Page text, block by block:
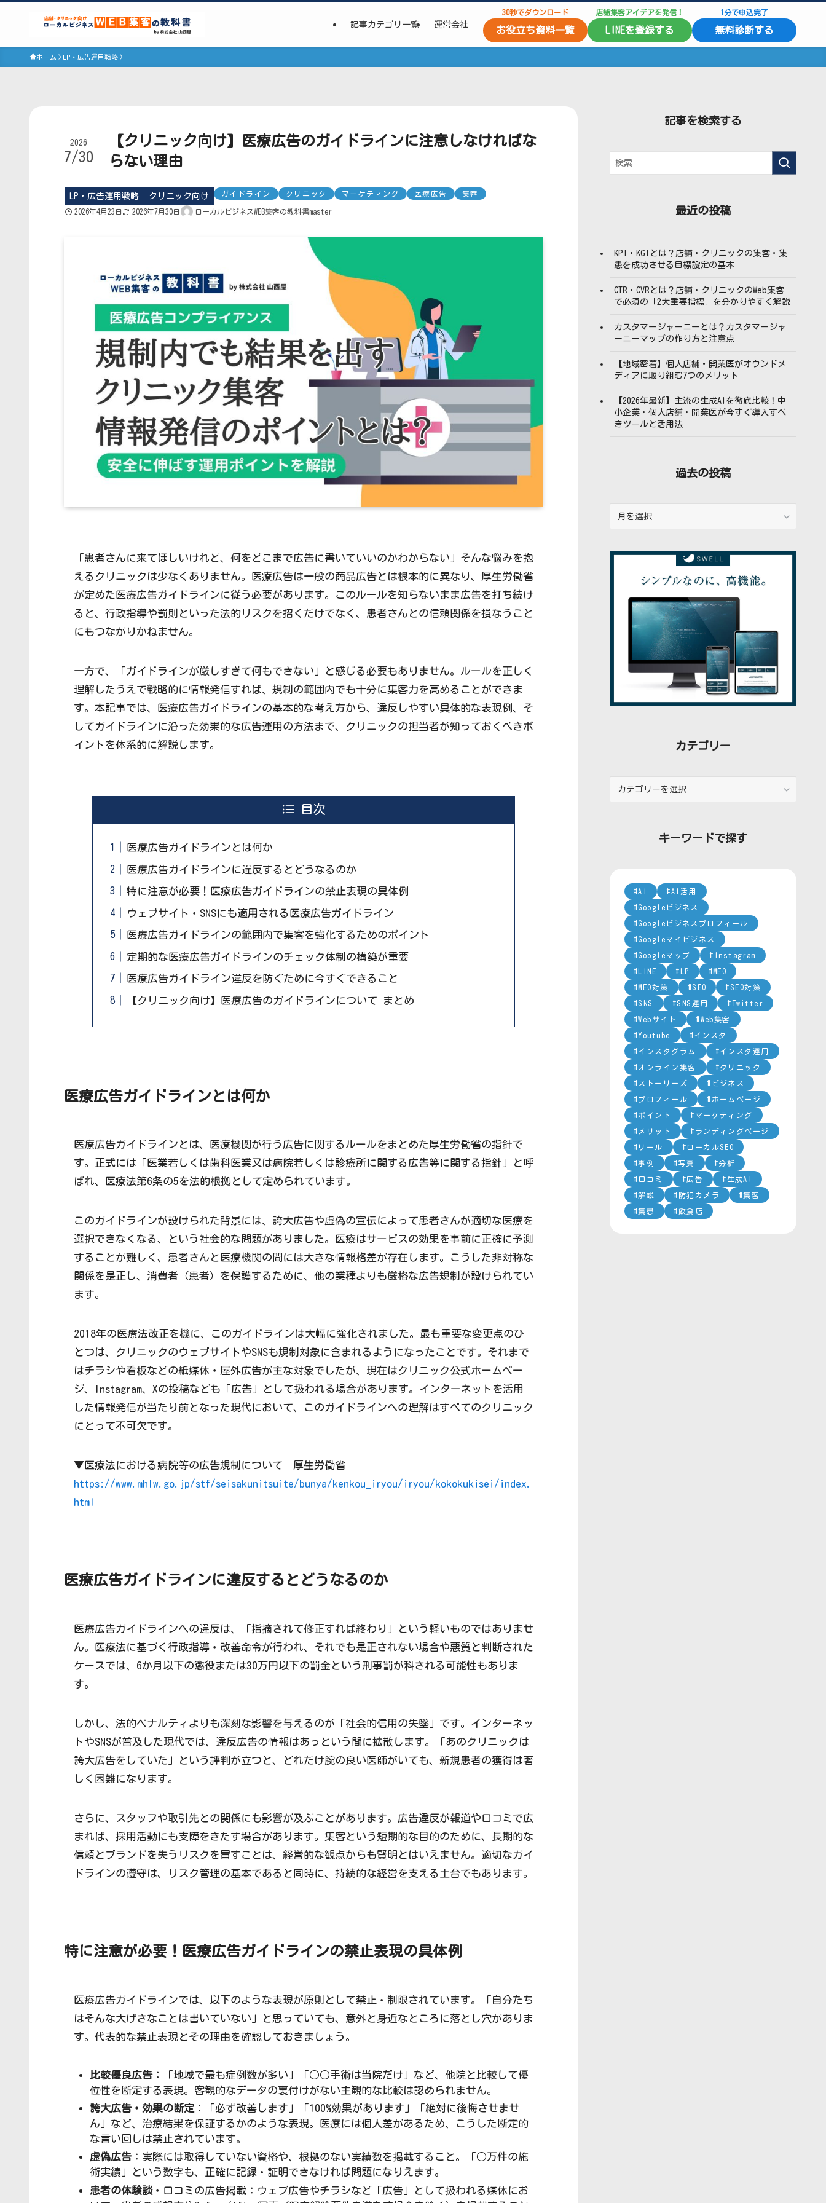
記事カテゴリ一覧 運営会社
30秒でダウンロード
お役立ち資料一覧
店舗集客アイデアを発信！
LINEを登録する
1分で申込完了
無料診断する
ホーム LP・広告運用戦略
【クリニック向け】医療広告のガイドラインに注意しなければな
らない理由
2026
7/30
LP・広告運用戦略 クリニック向け ガイドライン クリニック マーケティング 医療広告 集客
2026年4月23日 2026年7月30日 ローカルビジネスWEB集客の教科書master
「患者さんに来てほしいけれど、何をどこまで広告に書いていいのかわからない」そんな悩みを抱
えるクリニックは少なくありません。医療広告は一般の商品広告とは根本的に異なり、厚生労働省
が定めた医療広告ガイドラインに従う必要があります。このルールを知らないまま広告を打ち続け
ると、行政指導や罰則といった法的リスクを招くだけでなく、患者さんとの信頼関係を損なうこと
にもつながりかねません。
一方で、「ガイドラインが厳しすぎて何もできない」と感じる必要もありません。ルールを正しく
理解したうえで戦略的に情報発信すれば、規制の範囲内でも十分に集客力を高めることができま
す。本記事では、医療広告ガイドラインの基本的な考え方から、違反しやすい具体的な表現例、そ
してガイドラインに沿った効果的な広告運用の方法まで、クリニックの担当者が知っておくべきポ
イントを体系的に解説します。
目次
医療広告ガイドラインとは何か
医療広告ガイドラインに違反するとどうなるのか
特に注意が必要！医療広告ガイドラインの禁止表現の具体例
ウェブサイト・SNSにも適用される医療広告ガイドライン
医療広告ガイドラインの範囲内で集客を強化するためのポイント
定期的な医療広告ガイドラインのチェック体制の構築が重要
医療広告ガイドライン違反を防ぐために今すぐできること
【クリニック向け】医療広告のガイドラインについて まとめ
医療広告ガイドラインとは何か
医療広告ガイドラインとは、医療機関が行う広告に関するルールをまとめた厚生労働省の指針で
す。正式には「医業若しくは歯科医業又は病院若しくは診療所に関する広告等に関する指針」と呼
ばれ、医療法第6条の5を法的根拠として定められています。
このガイドラインが設けられた背景には、誇大広告や虚偽の宣伝によって患者さんが適切な医療を
選択できなくなる、という社会的な問題がありました。医療はサービスの効果を事前に正確に予測
することが難しく、患者さんと医療機関の間には大きな情報格差が存在します。こうした非対称な
関係を是正し、消費者（患者）を保護するために、他の業種よりも厳格な広告規制が設けられてい
ます。
2018年の医療法改正を機に、このガイドラインは大幅に強化されました。最も重要な変更点のひ
とつは、クリニックのウェブサイトやSNSも規制対象に含まれるようになったことです。それまで
はチラシや看板などの紙媒体・屋外広告が主な対象でしたが、現在はクリニック公式ホームペー
ジ、Instagram、Xの投稿なども「広告」として扱われる場合があります。インターネットを活用
した情報発信が当たり前となった現代において、このガイドラインへの理解はすべてのクリニック
にとって不可欠です。
▼医療法における病院等の広告規制について│厚生労働省
https://www.mhlw.go.jp/stf/seisakunitsuite/bunya/kenkou_iryou/iryou/kokokukisei/index.
html
医療広告ガイドラインに違反するとどうなるのか
医療広告ガイドラインへの違反は、「指摘されて修正すれば終わり」という軽いものではありませ
ん。医療法に基づく行政指導・改善命令が行われ、それでも是正されない場合や悪質と判断された
ケースでは、6か月以下の懲役または30万円以下の罰金という刑事罰が科される可能性もありま
す。
しかし、法的ペナルティよりも深刻な影響を与えるのが「社会的信用の失墜」です。インターネッ
トやSNSが普及した現代では、違反広告の情報はあっという間に拡散します。「あのクリニックは
誇大広告をしていた」という評判が立つと、どれだけ腕の良い医師がいても、新規患者の獲得は著
しく困難になります。
さらに、スタッフや取引先との関係にも影響が及ぶことがあります。広告違反が報道や口コミで広
まれば、採用活動にも支障をきたす場合があります。集客という短期的な目的のために、長期的な
信頼とブランドを失うリスクを冒すことは、経営的な観点からも賢明とはいえません。適切なガイ
ドラインの遵守は、リスク管理の基本であると同時に、持続的な経営を支える土台でもあります。
特に注意が必要！医療広告ガイドラインの禁止表現の具体例
医療広告ガイドラインでは、以下のような表現が原則として禁止・制限されています。「自分たち
はそんな大げさなことは書いていない」と思っていても、意外と身近なところに落とし穴がありま
す。代表的な禁止表現とその理由を確認しておきましょう。
比較優良広告：「地域で最も症例数が多い」「○○手術は当院だけ」など、他院と比較して優
位性を断定する表現。客観的なデータの裏付けがない主観的な比較は認められません。
誇大広告・効果の断定：「必ず改善します」「100%効果があります」「絶対に後悔させませ
ん」など、治療結果を保証するかのような表現。医療には個人差があるため、こうした断定的
な言い回しは禁止されています。
虚偽広告：実際には取得していない資格や、根拠のない実績数を掲載すること。「○万件の施
術実績」という数字も、正確に記録・証明できなければ問題になりえます。
患者の体験談・口コミの広告掲載：ウェブ広告やチラシなど「広告」として扱われる媒体にお
記事を検索する
最近の投稿
KPI・KGIとは？店舗・クリニックの集客・集
患を成功させる目標設定の基本
CTR・CVRとは？店舗・クリニックのWeb集客
で必須の「2大重要指標」を分かりやすく解説
カスタマージャーニーとは？カスタマージャ
ーニーマップの作り方と注意点
【地域密着】個人店舗・開業医がオウンドメ
ディアに取り組む7つのメリット
【2026年最新】主流の生成AIを徹底比較！中
小企業・個人店舗・開業医が今すぐ導入すべ
きツールと活用法
過去の投稿
投
カテゴリー
キーワードで探す
AI AI活用
Googleビジネス
Googleビジネスプロフィール
Googleマイビジネス
Googleマップ Instagram
LINE LP MEO
MEO対策 SEO SEO対策
SNS SNS運用 Twitter
Webサイト Web集客
Youtube インスタ
インスタグラム インスタ運用
オンライン集客 クリニック
ストーリーズ ビジネス
プロフィール ホームページ
ポイント マーケティング
メリット ランディングページ
リール ローカルSEO
事例 写真 分析
口コミ 広告 生成AI
解説 防犯カメラ 集客
集患 飲食店